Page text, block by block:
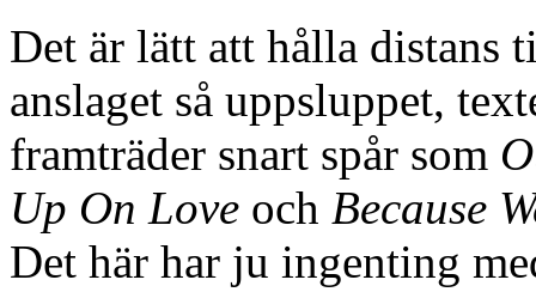
Det är lätt att hålla distans
anslaget så uppsluppet,
framträder snart spår som
Up On Love och Because
Det här har ju ingenting